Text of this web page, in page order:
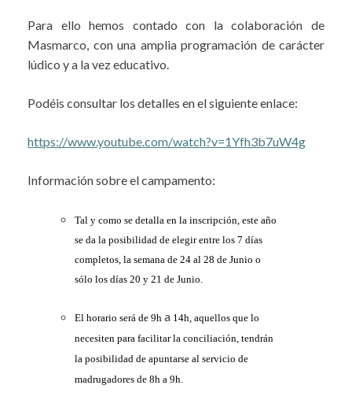
Para ello hemos contado con la colaboración de
Masmarco, con una amplia programación de carácter
lúdico y a la vez educativo.
Podéis consultar los detalles en el siguiente enlace:
https://www.youtube.com/watch?v=1Yfh3b7uW4g
Información sobre el campamento:
Tal y como se detalla en la inscripción, este año
se da la posibilidad de elegir entre los 7 días
completos, la semana de 24 al 28 de Junio o
sólo los días 20 y 21 de Junio.
El horario será de 9h a 14h, aquellos que lo
necesiten para facilitar la conciliación, tendrán
la posibilidad de apuntarse al servicio de
madrugadores de 8h a 9h.